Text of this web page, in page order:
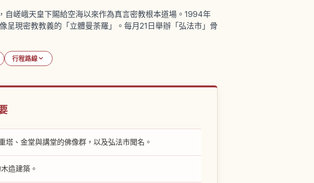
嵯峨天皇下賜給空海以來作為真言密教根本道場。1994年
現密教教義的「立體曼荼羅」。每月21日舉辦「弘法市」骨
行程路線
、金堂與講堂的佛像群，以及弘法市聞名。
造建築。